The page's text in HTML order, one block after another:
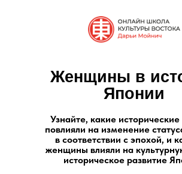
Узнайте, какие
повлияли на изменение
в соответствии с эпохой, и
женщины влияли на
историческое развитие
Женщины в
Японии